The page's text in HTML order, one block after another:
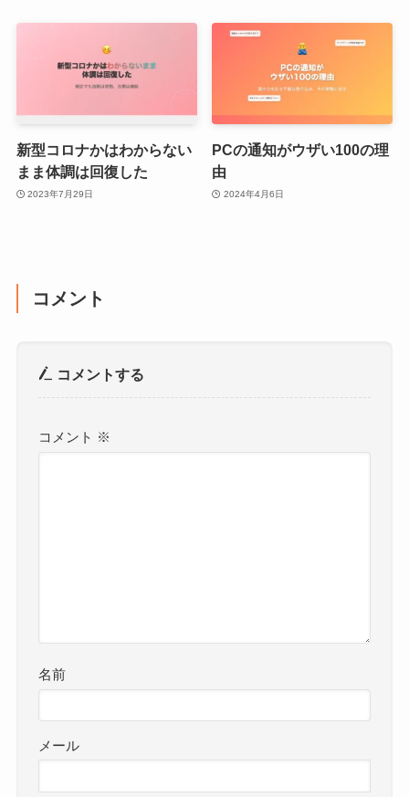
新型コロナかはわからない
まま体調は回復した
2023年7月29日
PCの通知がウザい100の理
由
2024年4月6日
コメント
コメントする
コメント ※
名前
メール